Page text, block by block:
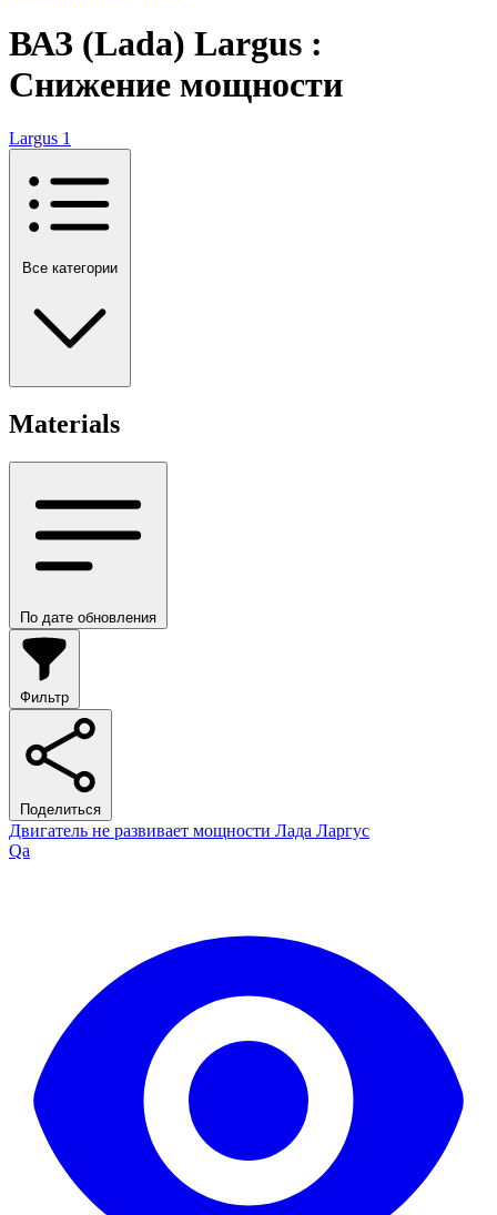
ВАЗ (Lada) Largus :
Снижение мощности
Largus 1
Все категории
Materials
По дате обновления
Фильтр
Поделиться
Двигатель не развивает мощности Лада Ларгус
Qa